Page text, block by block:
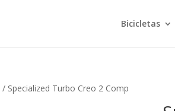
Bicicletas
/ Specialized Turbo Creo 2 Comp